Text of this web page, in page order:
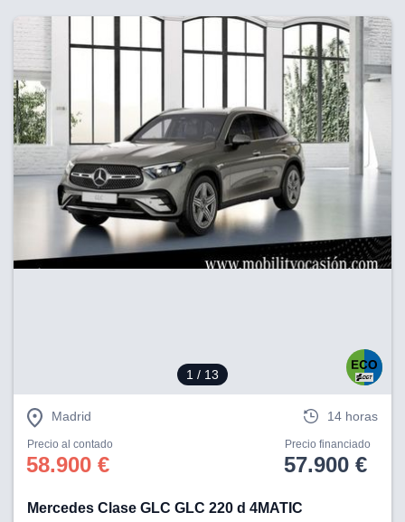
1 / 13
Madrid 14 horas
Precio al contado
58.900 €
Precio financiado
57.900 €
Mercedes Clase GLC GLC 220 d 4MATIC